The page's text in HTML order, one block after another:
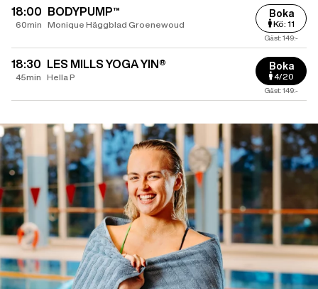
18:00
60min
BODYPUMP™
Monique Häggblad Groenewoud
Boka
Kö: 11
Gäst: 149:-
18:30
45min
LES MILLS YOGA YIN®
Hella P
Boka
4/20
Gäst: 149:-